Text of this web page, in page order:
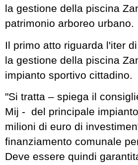
la gestione della piscina
patrimonio arboreo urbano.
Il primo atto riguarda l'iter
la gestione della piscina
impianto sportivo cittadino.
"Si tratta – spiega il
Mij - del principale
milioni di euro di
finanziamento comunale
Deve essere quindi